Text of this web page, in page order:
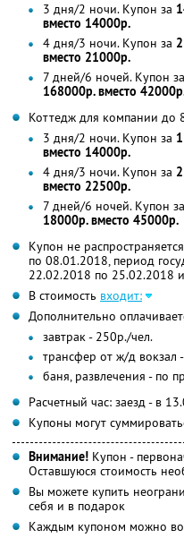
3 дня/2 ночи. Купон за
вместо 14000р.
4 дня/3 ночи. Купон за
вместо 21000р.
7 дней/6 ночей. Купон за
168000р. вместо
Коттедж для компании до
3 дня/2 ночи. Купон за
вместо 14000р.
4 дня/3 ночи. Купон за
вместо 22500р.
7 дней/6 ночей. Купон за
18000р. вместо 45000р.
Купон не
по 08.01.2018, период
22.02.2018 по 25.02.2018
В стоимость входит:
Дополнительно
завтрак - 250р./чел.
трансфер от ж/д вокзал
баня, развлечения - по
Расчетный час: заезд - в
Купоны могут
Внимание! Купон -
Оставшуюся стоимость
Вы можете купить
себя и в подарок
Каждым купоном можно